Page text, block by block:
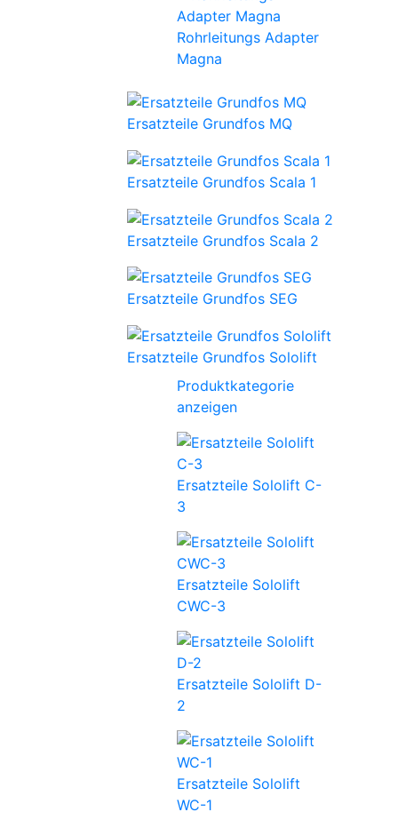
Rohrleitungs Adapter
Magna
Ersatzteile Grundfos MQ
Ersatzteile Grundfos Scala 1
Ersatzteile Grundfos Scala 2
Ersatzteile Grundfos SEG
Ersatzteile Grundfos Sololift
Produktkategorie
anzeigen
Ersatzteile Sololift C-
3
Ersatzteile Sololift
CWC-3
Ersatzteile Sololift D-
2
Ersatzteile Sololift
WC-1